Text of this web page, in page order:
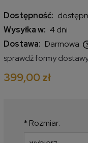
Dostępność:
Wysyłka w: 4 dni
Dostawa: Darmowa
Cena nie
sprawdź formy
399,00 zł
* Rozmiar: